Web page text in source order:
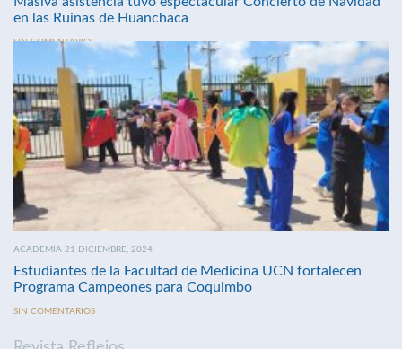
en las Ruinas de Huanchaca
SIN COMENTARIOS
ACADEMIA 21 DICIEMBRE, 2024
Estudiantes de la Facultad de Medicina UCN fortalecen
Programa Campeones para Coquimbo
SIN COMENTARIOS